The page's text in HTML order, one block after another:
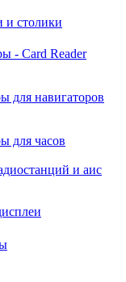
и столики
- Card Reader
для навигаторов
для часов
и аис